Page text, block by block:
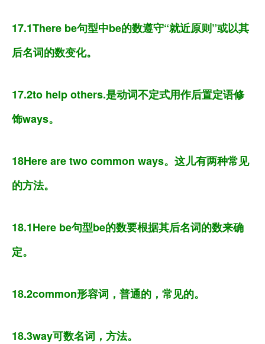
17.1There be句型中be的数遵守“就近原则”或以其
后名词的数变化。
17.2to help others.是动词不定式用作后置定语修
饰ways。
18Here are two common ways。这儿有两种常见
的方法。
18.1Here be句型be的数要根据其后名词的数来确
定。
18.2common形容词，普通的，常见的。
18.3way可数名词，方法。